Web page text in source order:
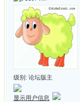
级别: 论坛版主
显示用户信息